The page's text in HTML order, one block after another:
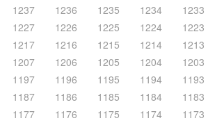
1237 1236 1235 1234 1233
1227 1226 1225 1224 1223
1217 1216 1215 1214 1213
1207 1206 1205 1204 1203
1197 1196 1195 1194 1193
1187 1186 1185 1184 1183
1177 1176 1175 1174 1173